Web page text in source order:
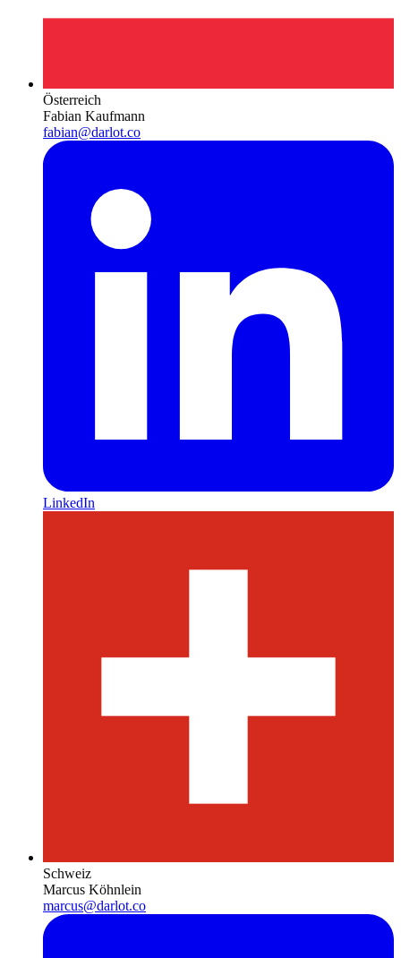
Österreich
Fabian Kaufmann
fabian@darlot.co
LinkedIn
Schweiz
Marcus Köhnlein
marcus@darlot.co